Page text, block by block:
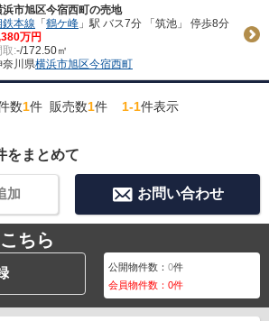
浜市旭区今宿西町の売地
鉄本線 「鶴ケ峰 」駅 バス7分 「筑池」 停歩8分
万円
取:-/172.50㎡
奈川県横浜市旭区今宿西町
数1件 販売数1件1-1件表示
をまとめて
お問い合わせ
加
ちら
公開物件数：0件
会員物件数：0件